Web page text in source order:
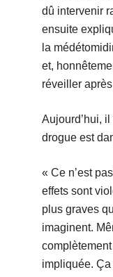
dû intervenir
ensuite
la
et,
réveiller
Aujourd’hui,
drogue est
« Ce n’est
effets sont
plus graves
imaginent.
impliquée.